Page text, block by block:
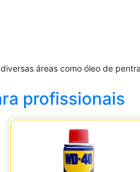
áreas como óleo de
profissionais